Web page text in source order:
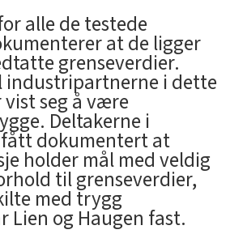
alle de testede
at de ligger
grenseverdier.
industripartnerne i dette
seg å være
Deltakerne i
dokumentert at
holder mål med veldig
til grenseverdier,
med trygg
Lien og Haugen fast.